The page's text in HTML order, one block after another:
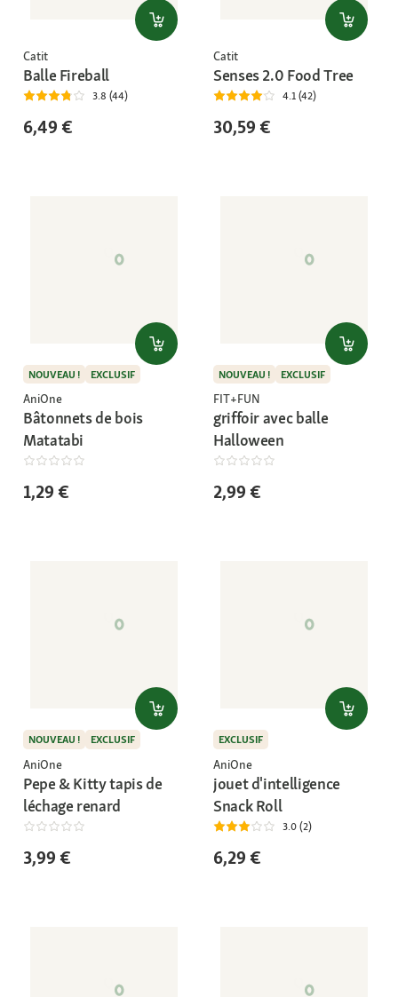
Catit
Balle Fireball
3.8 (44)
6,49 €
Catit
Senses 2.0 Food Tree
4.1 (42)
30,59 €
NOUVEAU ! EXCLUSIF
AniOne
Bâtonnets de bois
Matatabi
1,29 €
NOUVEAU ! EXCLUSIF
FIT+FUN
griffoir avec balle
Halloween
2,99 €
NOUVEAU ! EXCLUSIF
AniOne
Pepe & Kitty tapis de
léchage renard
3,99 €
EXCLUSIF
AniOne
jouet d'intelligence
Snack Roll
3.0 (2)
6,29 €